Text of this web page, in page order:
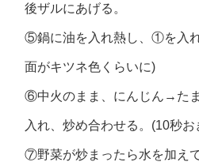
後ザルにあげる。
⑤鍋に油を入れ熱し、①を入
面がキツネ色くらいに)
⑥中火のまま、にんじん→た
入れ、炒め合わせる。(10秒
⑦野菜が炒まったら水を加え